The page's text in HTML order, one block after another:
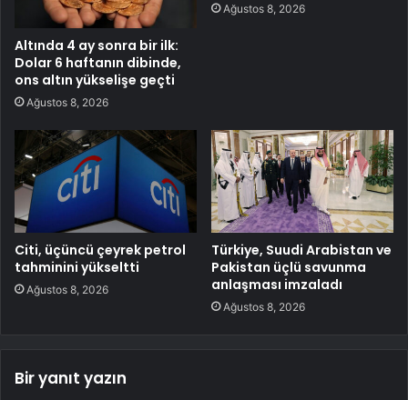
Altında 4 ay sonra bir ilk:
Dolar 6 haftanın dibinde,
ons altın yükselişe geçti
Ağustos 8, 2026
Ağustos 8, 2026
Citi, üçüncü çeyrek petrol
tahminini yükseltti
Ağustos 8, 2026
Türkiye, Suudi Arabistan ve
Pakistan üçlü savunma
anlaşması imzaladı
Ağustos 8, 2026
Bir yanıt yazın